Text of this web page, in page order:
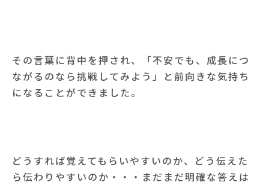
その言葉に背中を押され、「不安でも、成長につ
ながるのなら挑戦してみよう」と前向きな気持ち
になることができました。
どうすれば覚えてもらいやすいのか、どう伝えた
ら伝わりやすいのか・・・まだまだ明確な答えは